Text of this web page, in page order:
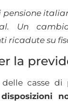
pensione
Un
ricadute su
la
delle casse
disposizioni